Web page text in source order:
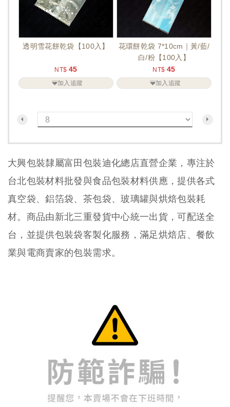
透明雪花餅乾袋【100入】
NT$ 45
加入追蹤
花環餅乾袋 7*10cm｜黃/藍/
白/粉【100入】
NT$ 45
加入追蹤
大興包裝隸屬富田包裝迪化總店直營企業，專注於
台北包裝材料批發與食品包裝材料供應，提供各式
真空袋、鋁箔袋、茶包袋、玻璃罐與烘焙包裝耗
材。商品由新北三重發貨中心統一出貨，可配送全
台，並提供包裝袋客製化服務，滿足烘焙店、餐飲
業與電商賣家的包裝需求。